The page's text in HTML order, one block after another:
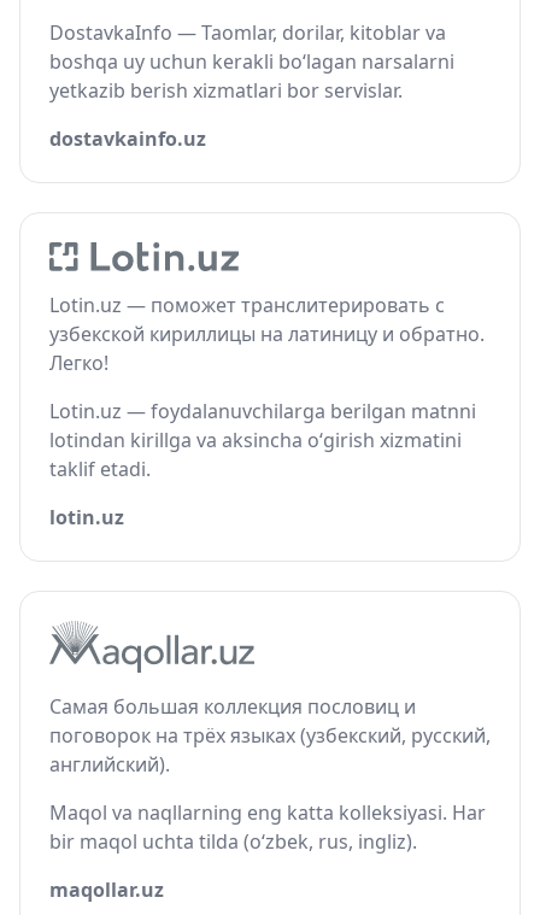
DostavkaInfo — Taomlar, dorilar, kitoblar va
boshqa uy uchun kerakli bo‘lagan narsalarni
yetkazib berish xizmatlari bor servislar.
dostavkainfo.uz
Lotin.uz — поможет транслитерировать с
узбекской кириллицы на латиницу и обратно.
Легко!
Lotin.uz — foydalanuvchilarga berilgan matnni
lotindan kirillga va aksincha o‘girish xizmatini
taklif etadi.
lotin.uz
Самая большая коллекция пословиц и
поговорок на трёх языках (узбекский, русский,
английский).
Maqol va naqllarning eng katta kolleksiyasi. Har
bir maqol uchta tilda (o‘zbek, rus, ingliz).
maqollar.uz